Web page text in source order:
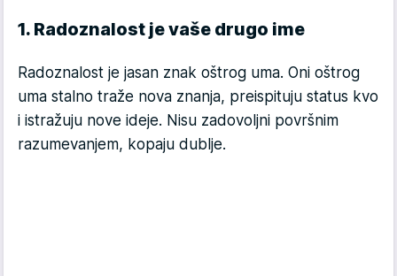
1. Radoznalost je vaše drugo ime
Radoznalost je jasan znak oštrog uma. Oni oštrog
uma stalno traže nova znanja, preispituju status kvo
i istražuju nove ideje. Nisu zadovoljni površnim
razumevanjem, kopaju dublje.